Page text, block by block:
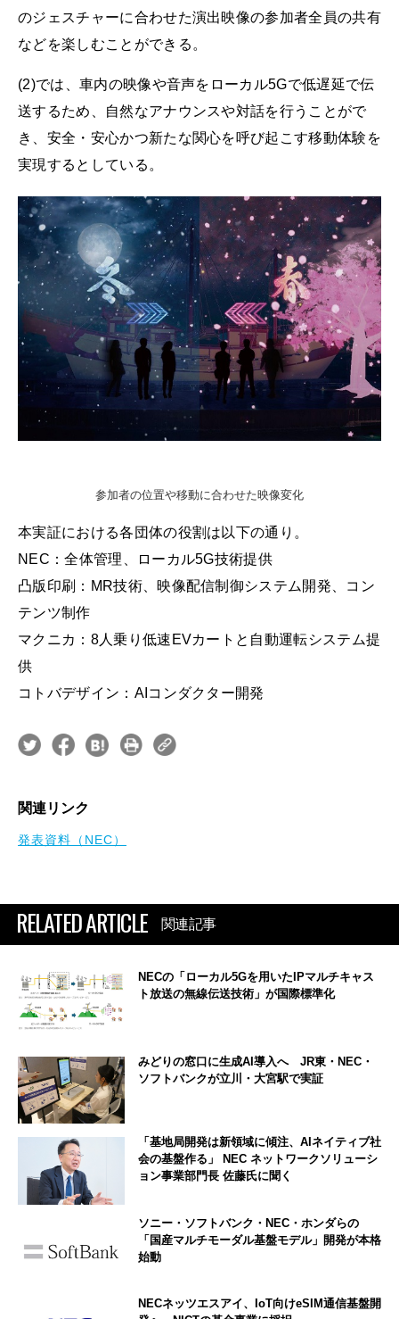
のジェスチャーに合わせた演出映像の参加者全員の共有
などを楽しむことができる。
(2)では、車内の映像や音声をローカル5Gで低遅延で伝
送するため、自然なアナウンスや対話を行うことがで
き、安全・安心かつ新たな関心を呼び起こす移動体験を
実現するとしている。
参加者の位置や移動に合わせた映像変化
本実証における各団体の役割は以下の通り。
NEC：全体管理、ローカル5G技術提供
凸版印刷：MR技術、映像配信制御システム開発、コン
テンツ制作
マクニカ：8人乗り低速EVカートと自動運転システム提
供
コトバデザイン：AIコンダクター開発
関連リンク
発表資料（NEC）
RELATED ARTICLE 関連記事
NECの「ローカル5Gを用いたIPマルチキャス
ト放送の無線伝送技術」が国際標準化
みどりの窓口に生成AI導入へ JR東・NEC・
ソフトバンクが立川・大宮駅で実証
「基地局開発は新領域に傾注、AIネイティブ社
会の基盤作る」 NEC ネットワークソリューシ
ョン事業部門長 佐藤氏に聞く
ソニー・ソフトバンク・NEC・ホンダらの
「国産マルチモーダル基盤モデル」開発が本格
始動
NECネッツエスアイ、IoT向けeSIM通信基盤開